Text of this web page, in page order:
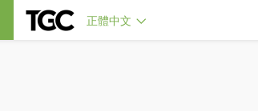
正體中文